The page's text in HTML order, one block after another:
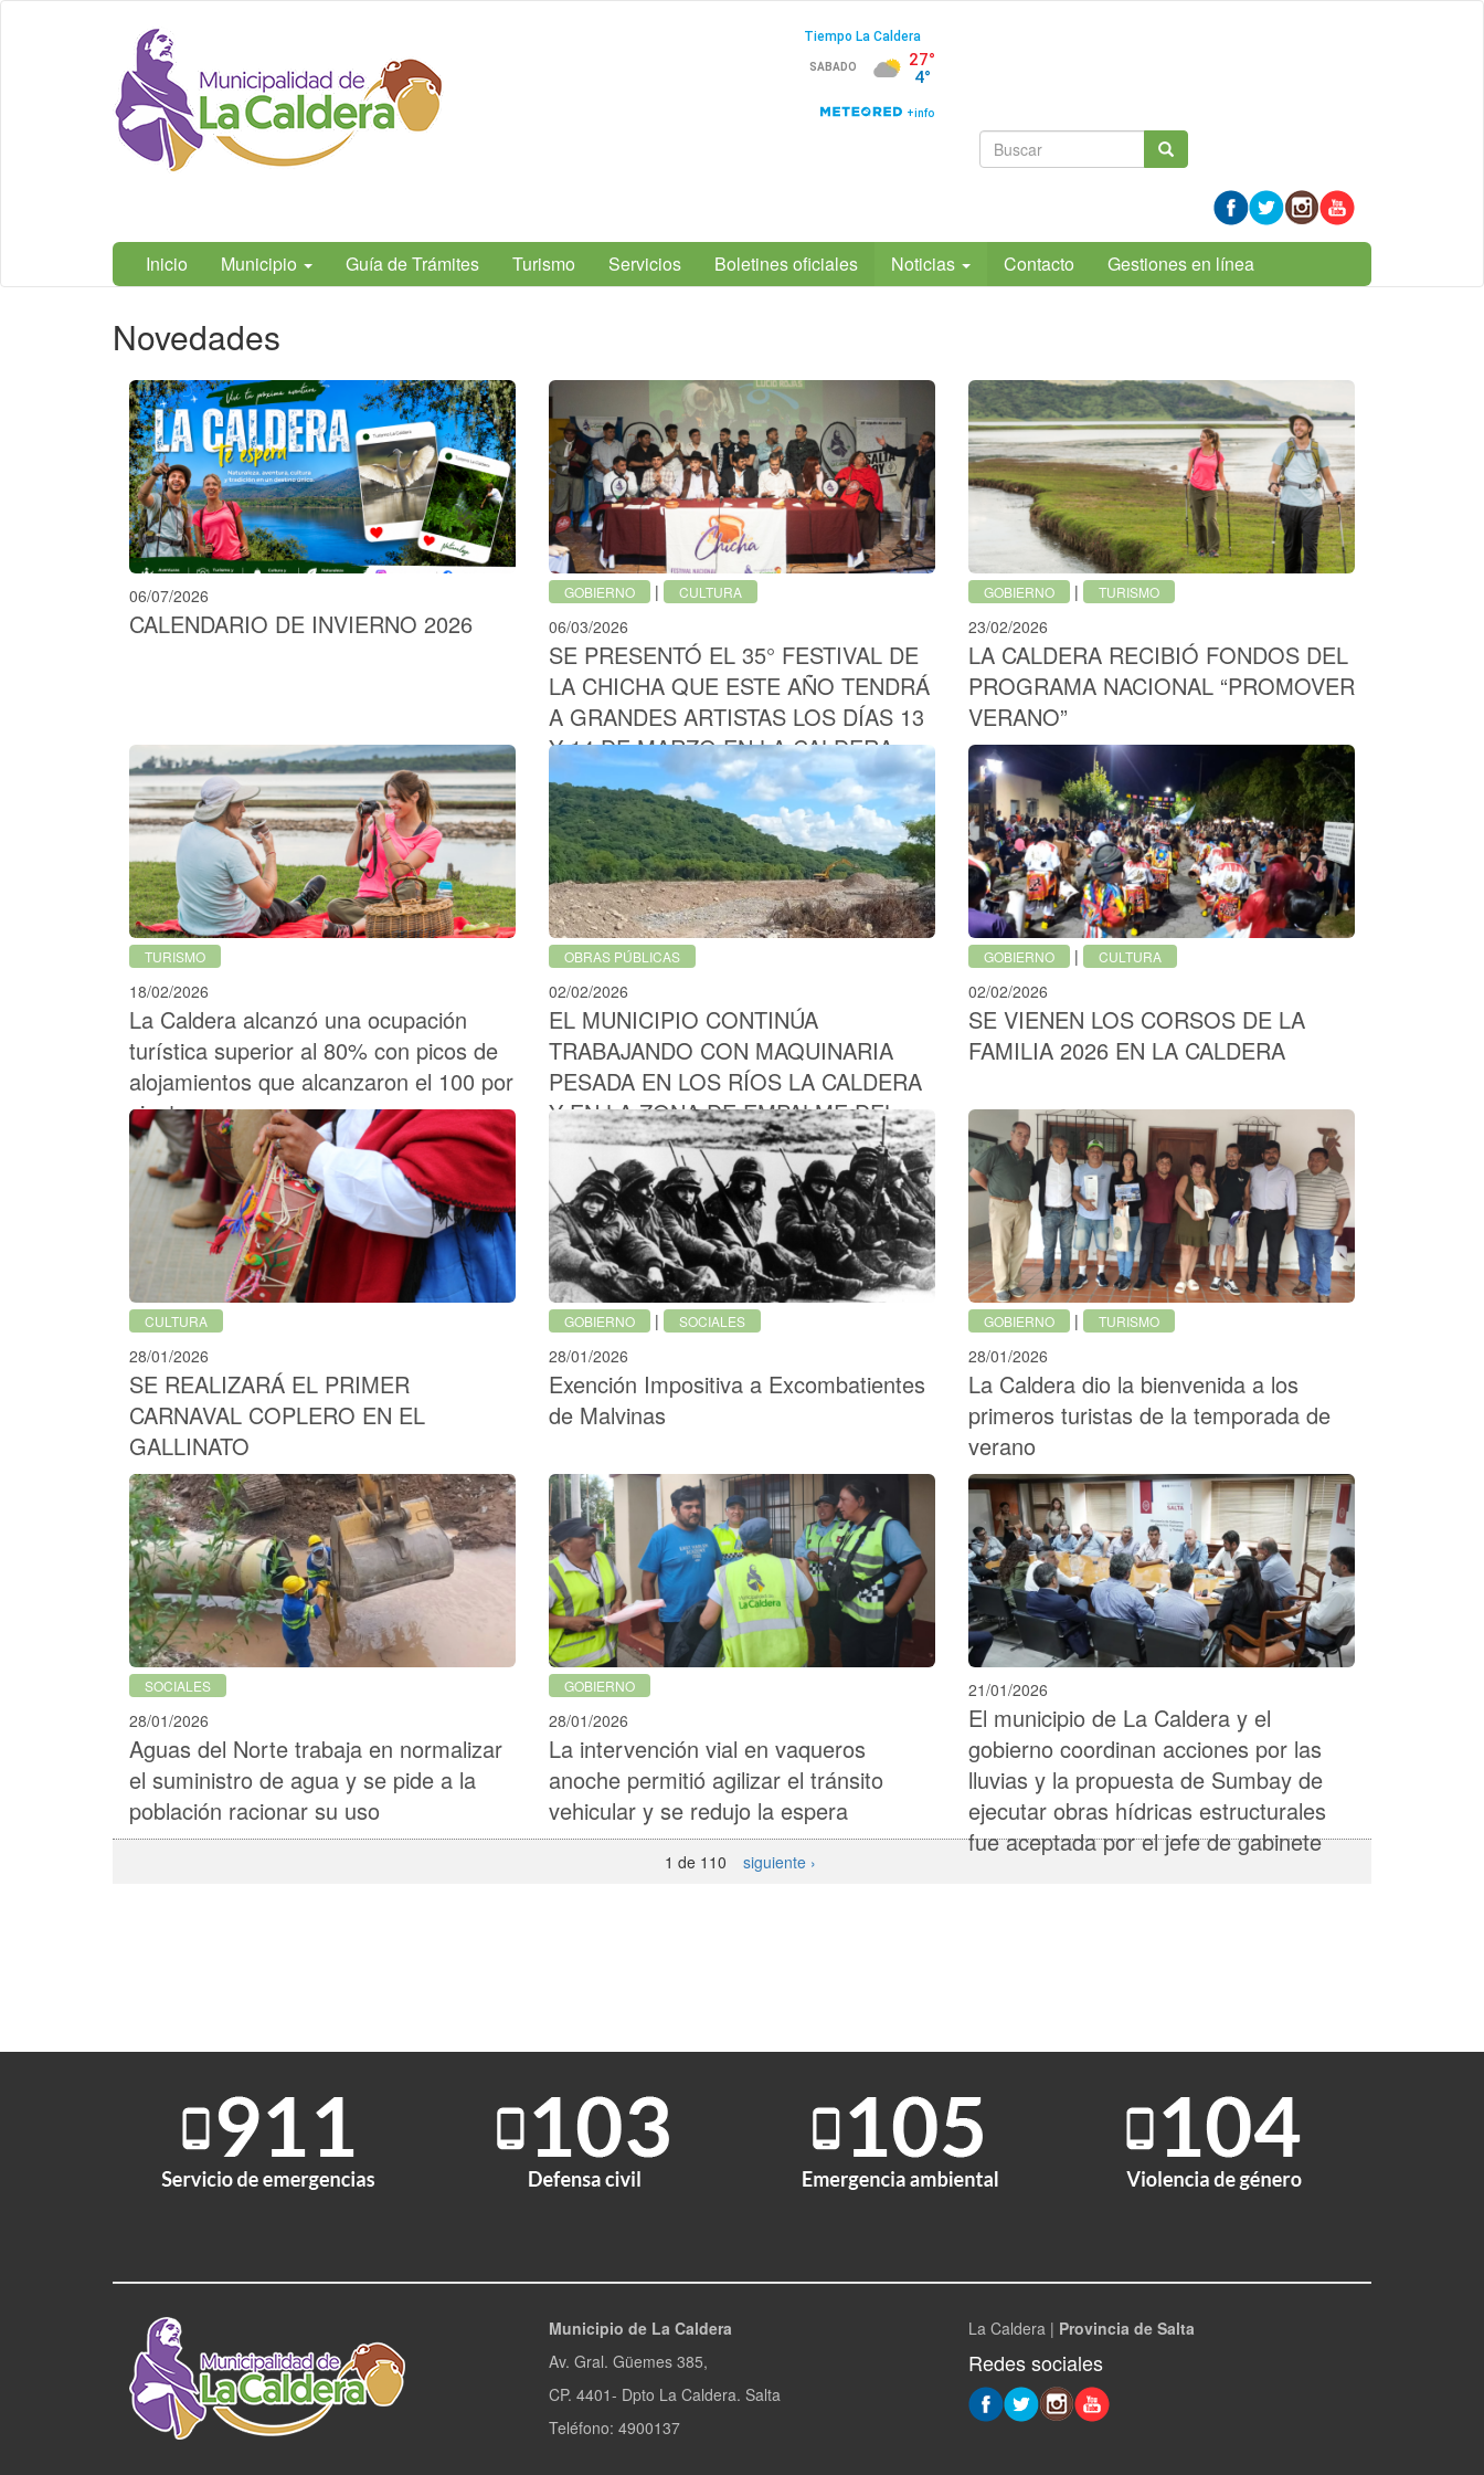
Municipalidad
de La
Caldera,
Salta
Formulario
búsqueda
Inicio Municipio Guía de Trámites Turismo Servicios Boletines oficiales Noticias Contacto Gestiones en línea
Contenido
principal
Novedades
06/07/2026
CALENDARIO DE INVIERNO 2026
GOBIERNO | CULTURA
06/03/2026
SE PRESENTÓ EL 35° FESTIVAL DE
LA CHICHA QUE ESTE AÑO TENDRÁ
A GRANDES ARTISTAS LOS DÍAS 13
Y 14 DE MARZO EN LA CALDERA
GOBIERNO | TURISMO
23/02/2026
LA CALDERA RECIBIÓ FONDOS DEL
PROGRAMA NACIONAL “PROMOVER
VERANO”
TURISMO
18/02/2026
La Caldera alcanzó una ocupación
turística superior al 80% con picos de
alojamientos que alcanzaron el 100 por
ciento
OBRAS PÚBLICAS
02/02/2026
EL MUNICIPIO CONTINÚA
TRABAJANDO CON MAQUINARIA
PESADA EN LOS RÍOS LA CALDERA
Y EN LA ZONA DE EMPALME DEL
GALLINATO
GOBIERNO | CULTURA
02/02/2026
SE VIENEN LOS CORSOS DE LA
FAMILIA 2026 EN LA CALDERA
CULTURA
28/01/2026
SE REALIZARÁ EL PRIMER
CARNAVAL COPLERO EN EL
GALLINATO
GOBIERNO | SOCIALES
28/01/2026
Exención Impositiva a Excombatientes
de Malvinas
GOBIERNO | TURISMO
28/01/2026
La Caldera dio la bienvenida a los
primeros turistas de la temporada de
verano
SOCIALES
28/01/2026
Aguas del Norte trabaja en normalizar
el suministro de agua y se pide a la
población racionar su uso
GOBIERNO
28/01/2026
La intervención vial en vaqueros
anoche permitió agilizar el tránsito
vehicular y se redujo la espera
21/01/2026
El municipio de La Caldera y el
gobierno coordinan acciones por las
lluvias y la propuesta de Sumbay de
ejecutar obras hídricas estructurales
fue aceptada por el jefe de gabinete
1 de 110 siguiente ›
Municipio de La Caldera
Av. Gral. Güemes 385,
CP. 4401- Dpto La Caldera. Salta
Teléfono: 4900137
La Caldera | Provincia de Salta
Redes sociales